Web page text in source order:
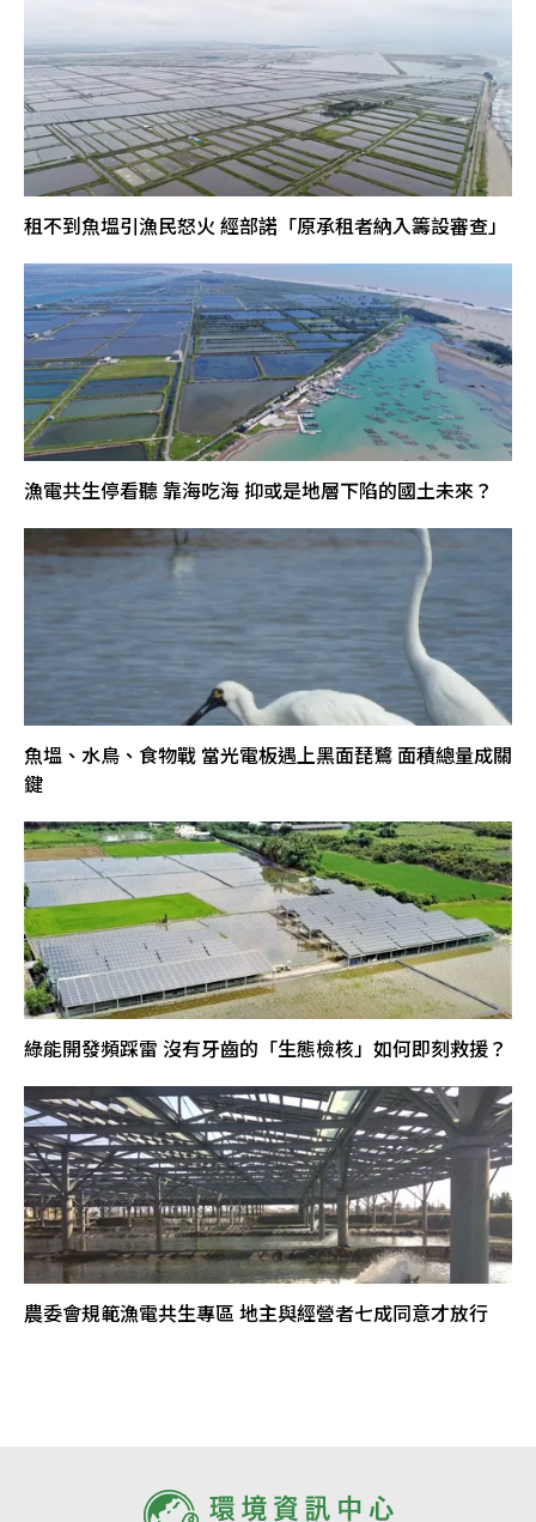
租不到魚塭引漁民怒火 經部諾「原承租者納入籌設審查」
漁電共生停看聽 靠海吃海 抑或是地層下陷的國土未來？
魚塭、水鳥、食物戰 當光電板遇上黑面琵鷺 面積總量成關
鍵
綠能開發頻踩雷 沒有牙齒的「生態檢核」如何即刻救援？
農委會規範漁電共生專區 地主與經營者七成同意才放行